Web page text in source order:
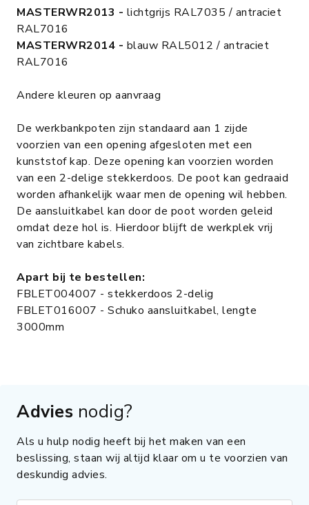
MASTERWR2013 - lichtgrijs RAL7035 / antraciet
RAL7016
MASTERWR2014 - blauw RAL5012 / antraciet
RAL7016
Andere kleuren op aanvraag
De werkbankpoten zijn standaard aan 1 zijde
voorzien van een opening afgesloten met een
kunststof kap. Deze opening kan voorzien worden
van een 2-delige stekkerdoos. De poot kan gedraaid
worden afhankelijk waar men de opening wil hebben.
De aansluitkabel kan door de poot worden geleid
omdat deze hol is. Hierdoor blijft de werkplek vrij
van zichtbare kabels.
Apart bij te bestellen:
FBLET004007 - stekkerdoos 2-delig
FBLET016007 - Schuko aansluitkabel, lengte
3000mm
Advies nodig?
Als u hulp nodig heeft bij het maken van een
beslissing, staan wij altijd klaar om u te voorzien van
deskundig advies.